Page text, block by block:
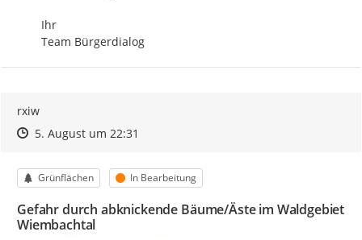
Ihr
Team Bürgerdialog
rxiw
Zeitpunkt des Erstellens
Zeitpunkt des Erstellens
5. August um 22:31
Kategorie
Grünflächen Status
In Bearbeitung
Gefahr durch abknickende Bäume/Äste im Waldgebiet
Wiembachtal